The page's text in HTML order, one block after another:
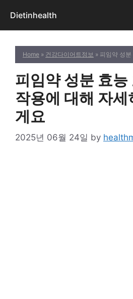
content
Dietinhealth
Home » 건강다이어트정보 » 피임약 성분 효능 효
피임약 성분 효능
작용에 대해 자세
게요
2025년 06월 24일 by